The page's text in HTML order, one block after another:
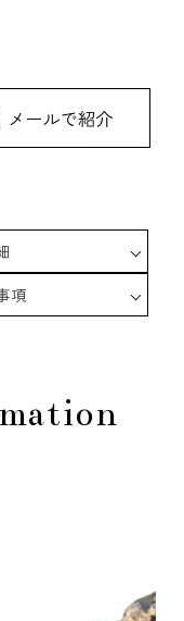
項